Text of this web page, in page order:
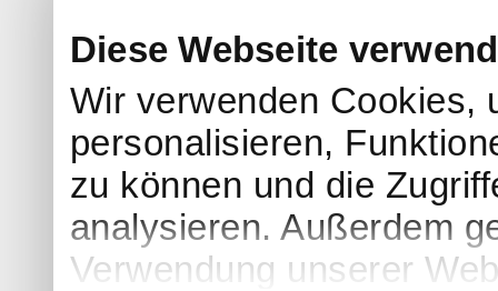
Diese Webseite
Wir verwenden Cookies,
personalisieren,
zu können und die
analysieren. Außerdem
Verwendung unserer